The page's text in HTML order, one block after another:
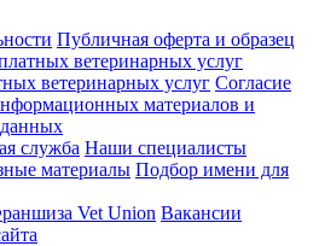
Публичная оферта и образец
ветеринарных услуг
ветеринарных услуг Cогласие
материалов и
служба Наши специалисты
материалы Подбор имени для
Vet Union Вакансии